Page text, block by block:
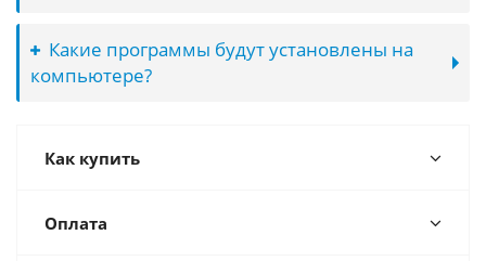
Какие программы будут установлены на
компьютере?
Как купить
Оплата